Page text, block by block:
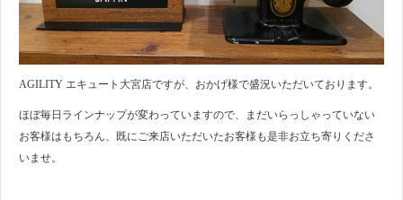
AGILITY エキュート大宮店ですが、おかげ様で盛況いただいております。
ほぼ毎日ラインナップが変わっていますので、まだいらっしゃっていない
お客様はもちろん、既にご来店いただいたお客様も是非お立ち寄りくださ
いませ。